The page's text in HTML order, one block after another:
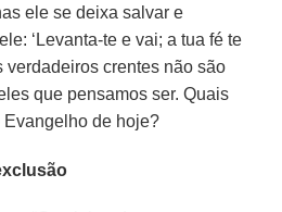
ele se deixa salvar e
‘Levanta-te e vai; a tua fé te
verdadeiros crentes não são
que pensamos ser. Quais
de hoje?